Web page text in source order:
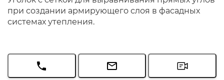
при создании армирующего слоя в фасадных
системах утепления.